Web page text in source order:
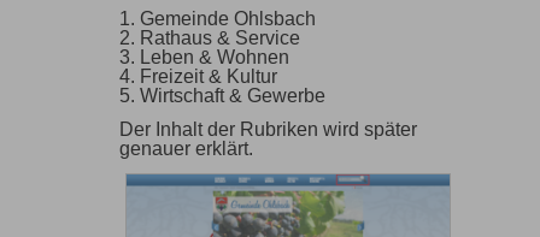
1. Gemeinde Ohlsbach
2. Rathaus & Service
3. Leben & Wohnen
4. Freizeit & Kultur
5. Wirtschaft & Gewerbe
Der Inhalt der Rubriken wird später
genauer erklärt.